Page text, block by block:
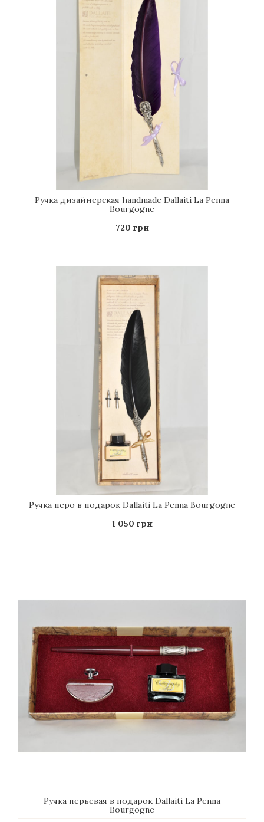
Ручка дизайнерская handmade Dallaiti La Penna
Bourgogne
720 грн
Ручка перо в подарок Dallaiti La Penna Bourgogne
1 050 грн
Ручка перьевая в подарок Dallaiti La Penna
Bourgogne